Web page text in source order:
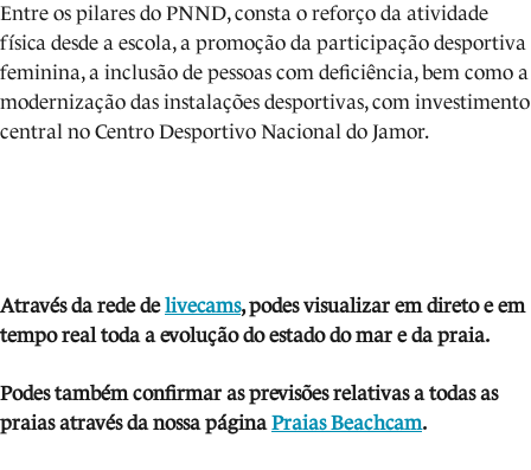
Entre os pilares do PNND, consta o reforço da atividade
física desde a escola, a promoção da participação desportiva
feminina, a inclusão de pessoas com deficiência, bem como a
modernização das instalações desportivas, com investimento
central no Centro Desportivo Nacional do Jamor.
Através da rede delivecams, podes visualizar em direto e em
tempo real toda a evolução do estado do mar e da praia.
Podes também confirmar as previsões relativas a todas as
praias através da nossa páginaPraias Beachcam.